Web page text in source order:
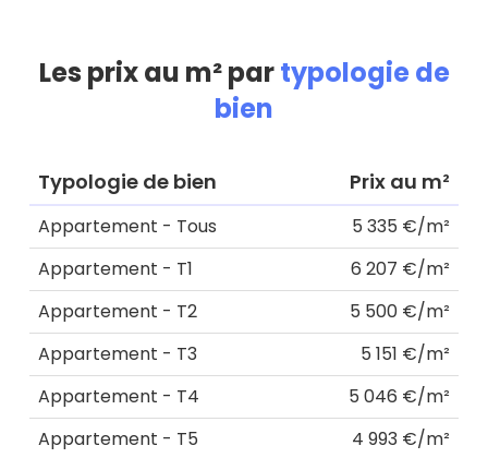
Les prix au m² partypologie de
bien
Typologie de bien Prix au m²
Appartement - Tous
5 335 €/m²
Appartement - T1
6 207 €/m²
Appartement - T2
5 500 €/m²
Appartement - T3
5 151 €/m²
Appartement - T4
5 046 €/m²
Appartement - T5
4 993 €/m²